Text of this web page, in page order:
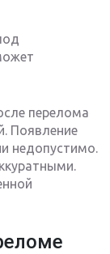
перелома
Появление
недопустимо.